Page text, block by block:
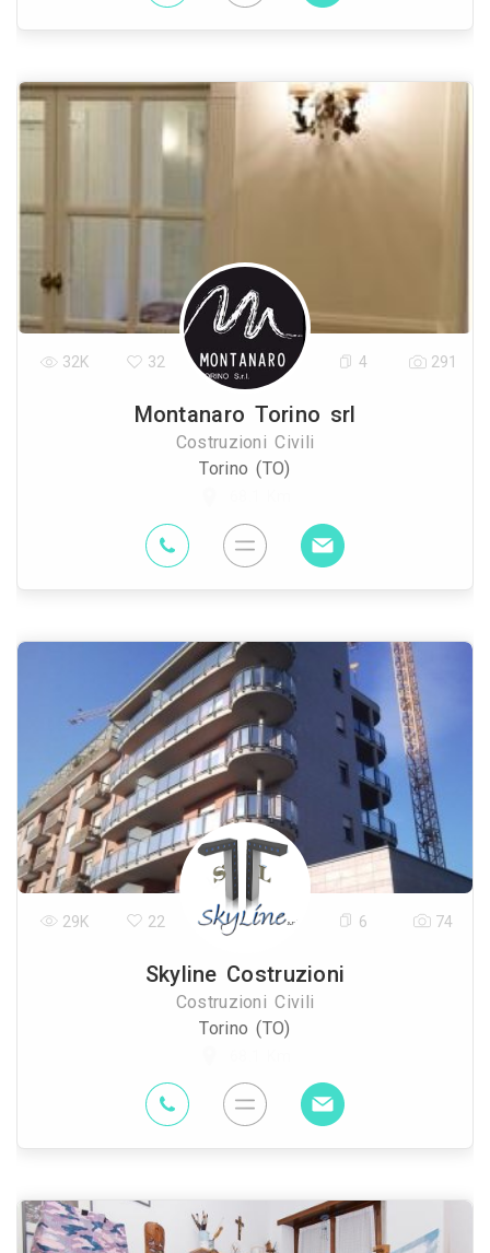
Montanaro Torino srl
Costruzioni Civili
Torino (TO)
32K 32 4 291
Skyline Costruzioni
Costruzioni Civili
Torino (TO)
29K 22 6 74